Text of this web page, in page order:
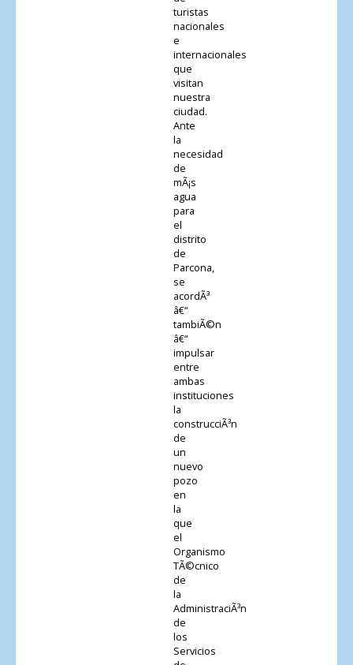
turistas
nacionales
e
internacionales
que
visitan
nuestra
ciudad.
Ante
la
necesidad
de
mÃ¡s
agua
para
el
distrito
de
Parcona,
se
acordÃ³
â€“
tambiÃ©n
â€“
impulsar
entre
ambas
instituciones
la
construcciÃ³n
de
un
nuevo
pozo
en
la
que
el
Organismo
TÃ©cnico
de
la
AdministraciÃ³n
de
los
Servicios